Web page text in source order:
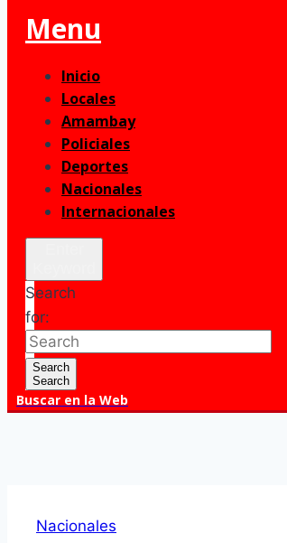
Menu
Inicio
Locales
Amambay
Policiales
Deportes
Nacionales
Internacionales
Search
for:
Search
Search
Buscar en la Web
Nacionales